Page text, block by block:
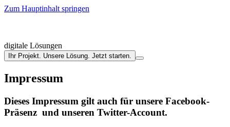
Zum Hauptinhalt springen
digitale Lösungen
Ihr Projekt. Unsere Lösung. Jetzt starten.
Impressum
Dieses Impressum gilt auch für unsere Facebook-
Präsenz und unseren Twitter-Account.